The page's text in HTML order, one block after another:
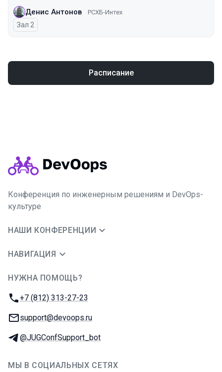
Денис Антонов РСХБ-Интех
Зал 2
Расписание
Конференция по инженерным решениям и DevOps-
культуре
НАШИ КОНФЕРЕНЦИИ
НАВИГАЦИЯ
НУЖНА ПОМОЩЬ?
Телефон:
+7 (812) 313-27-23
E-mail:
support@devoops.ru
Телеграм:
@JUGConfSupport_bot
МЫ В СОЦИАЛЬНЫХ СЕТЯХ